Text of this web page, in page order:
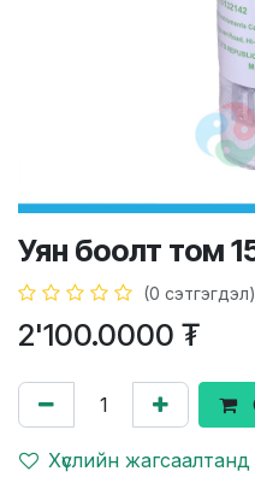
Уян боолт том
(0 сэтгэгдэл)
2'100.0000 ₮
Хүслийн